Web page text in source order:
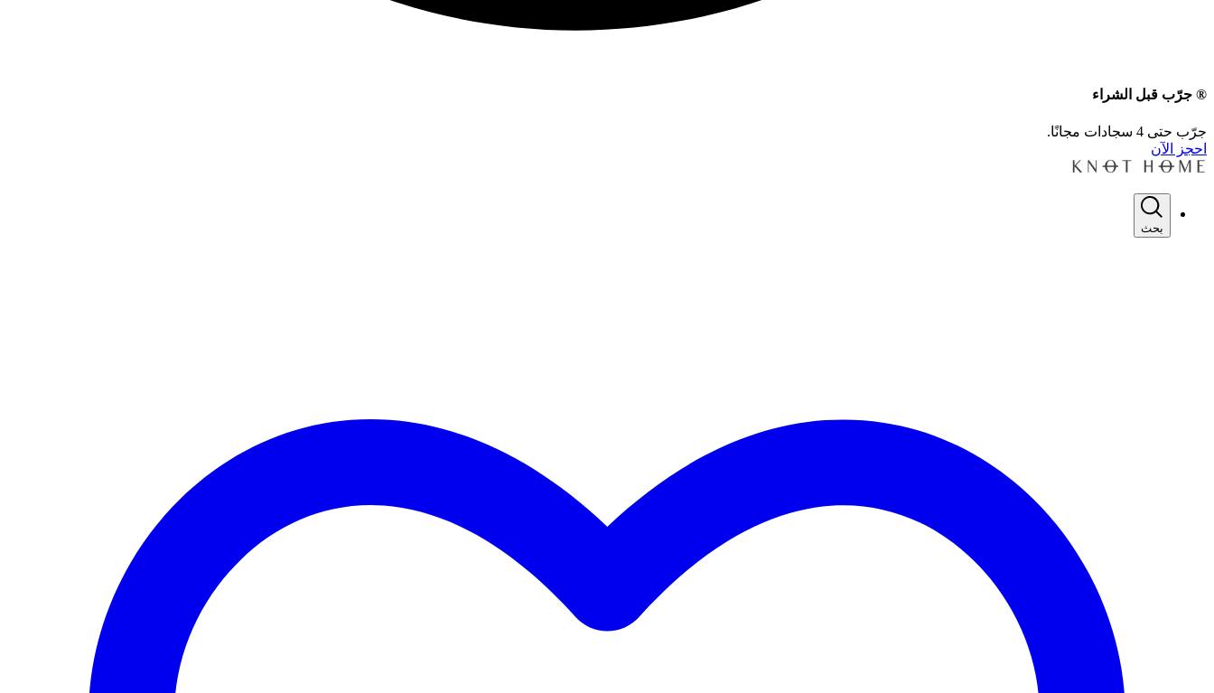
® جرّب قبل الشراء
جرّب حتى 4 سجادات مجانًا.
احجز الآن
بحث